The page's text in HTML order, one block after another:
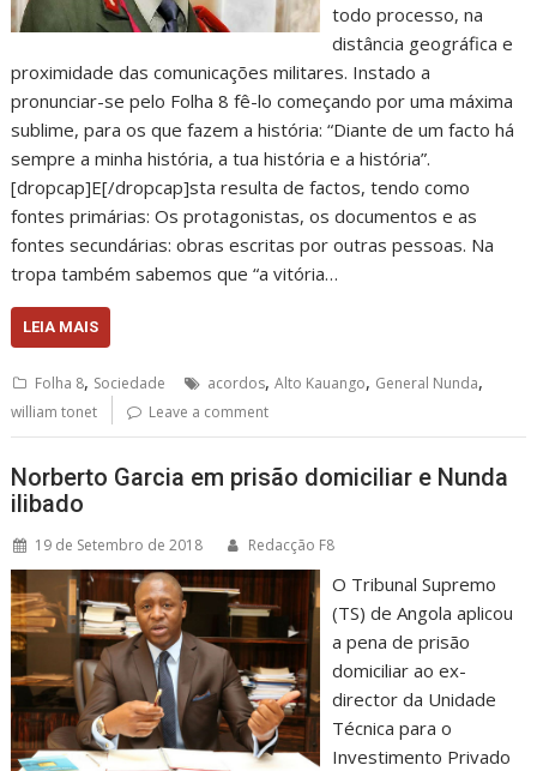
todo processo, na
distância geográfica e
proximidade das comunicações militares. Instado a
pronunciar-se pelo Folha 8 fê-lo começando por uma máxima
sublime, para os que fazem a história: “Diante de um facto há
sempre a minha história, a tua história e a história”.
[dropcap]E[/dropcap]sta resulta de factos, tendo como
fontes primárias: Os protagonistas, os documentos e as
fontes secundárias: obras escritas por outras pessoas. Na
tropa também sabemos que “a vitória…
LEIA MAIS
Folha 8, Sociedade acordos,Alto Kauango, General Nunda,
william tonet Leave a comment
Norberto Garcia em prisão domiciliar e Nunda
ilibado
19 de Setembro de 2018 Redacção F8
O Tribunal Supremo
(TS) de Angola aplicou
a pena de prisão
domiciliar ao ex-
director da Unidade
Técnica para o
Investimento Privado